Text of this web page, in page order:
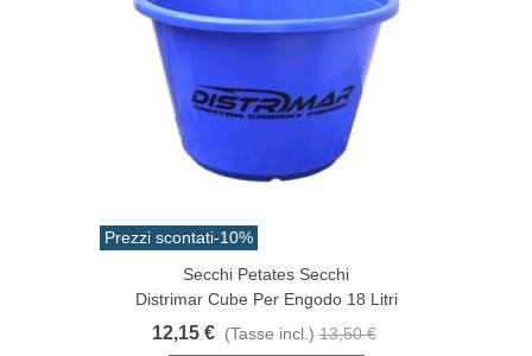
Prezzi scontati-10%
Secchi Petates Secchi
Distrimar Cube Per Engodo 18 Litri
12,15 € (Tasse incl.) 13,50 €